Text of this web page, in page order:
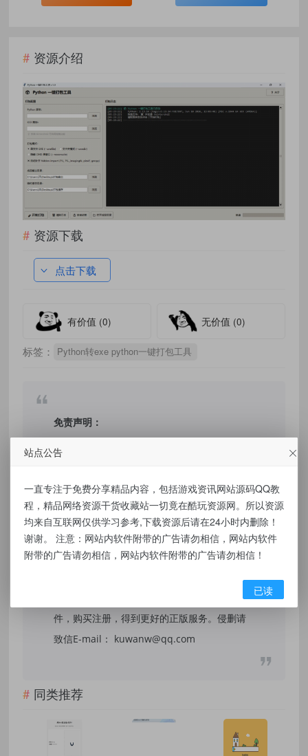
资源介绍
资源下载
点击下载
有价值 (0) 无价值 (0)
标签： Python转exe python一键打包工具
免责声明：
本站提供的资源，都来自网络，版权争议与本
和研究目的。不得将上述内容用于商业或者非
法用途，否则，一切后果请用户自负，我们不
保证内容的长久可用性，通过使用本站内容随
之而来的风险与本站无关，您必须在下载后的
24个小时之内，从您的电脑/手机中彻底删除上
件，购买注册，得到更好的正版服务。侵删请
致信E-mail： kuwanw@qq.com
同类推荐
站点公告
一直专注于免费分享精品内容，包括游戏资讯网站源码QQ教
程，精品网络资源干货收藏站一切竟在酷玩资源网。所以资源
均来自互联网仅供学习参考,下载资源后请在24小时内删除！
谢谢。 注意：网站内软件附带的广告请勿相信，网站内软件
附带的广告请勿相信，网站内软件附带的广告请勿相信！
已读